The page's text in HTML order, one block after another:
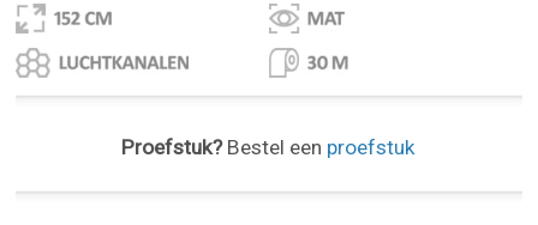
Proefstuk?Bestel een proefstuk